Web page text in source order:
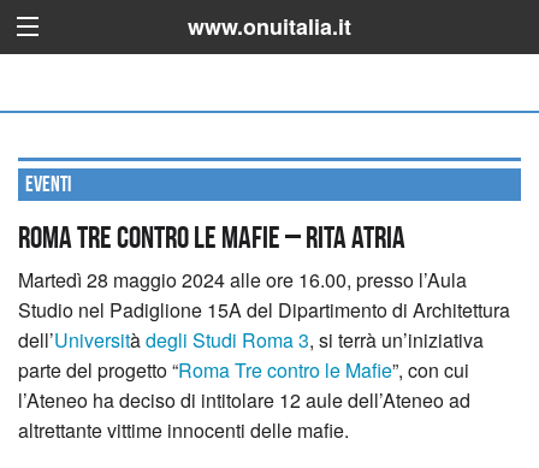
www.onuitalia.it
Eventi
Roma Tre contro le Mafie – Rita Atria
Martedì 28 maggio 2024 alle ore 16.00, presso l’Aula
Studio nel Padiglione 15A del Dipartimento di Architettura
dell’Universitàdegli Studi Roma 3, si terrà un’iniziativa
parte del progetto “Roma Tre contro le Mafie”, con cui
l’Ateneo ha deciso di intitolare 12 aule dell’Ateneo ad
altrettante vittime innocenti delle mafie.